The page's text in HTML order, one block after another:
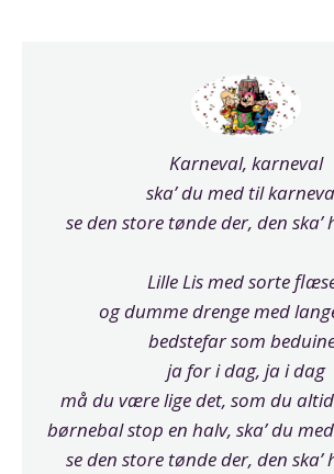
Karneval, karneval
ska’ du med til
se den store tønde der, den ska’
Lille Lis med sorte
og dumme drenge med
bedstefar som
ja for i dag, ja i dag
må du være lige det, som du
børnebal stop en halv, ska’ du
se den store tønde der, den ska’